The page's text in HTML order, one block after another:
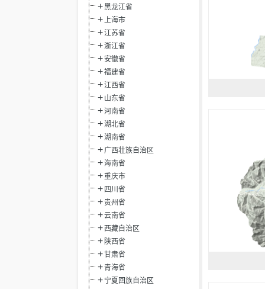
黑龙江省
上海市
江苏省
浙江省
安徽省
福建省
江西省
山东省
河南省
湖北省
湖南省
广西壮族自治区
海南省
重庆市
四川省
贵州省
云南省
西藏自治区
陕西省
甘肃省
青海省
宁夏回族自治区